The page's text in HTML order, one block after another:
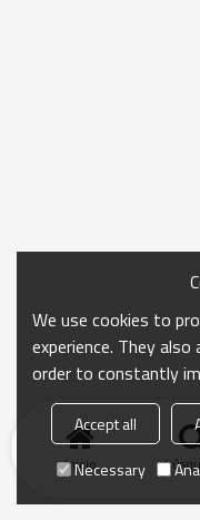
Inicio
We use cookies to
experience. They
order to constantly
Accept all
Necessary